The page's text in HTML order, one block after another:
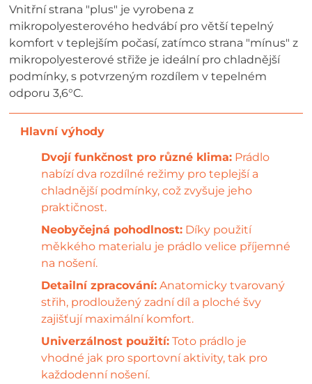
Vnitřní strana "plus" je vyrobena z
mikropolyesterového hedvábí pro větší tepelný
komfort v teplejším počasí, zatímco strana "mínus" z
mikropolyesterové střiže je ideální pro chladnější
podmínky, s potvrzeným rozdílem v tepelném
odporu 3,6°C.
Dvojí funkčnost pro různé klima: Prádlo
nabízí dva rozdílné režimy pro teplejší a
chladnější podmínky, což zvyšuje jeho
praktičnost.
Neobyčejná pohodlnost: Díky použití
měkkého materialu je prádlo velice příjemné
na nošení.
Detailní zpracování: Anatomicky tvarovaný
střih, prodloužený zadní díl a ploché švy
zajišťují maximální komfort.
Univerzálnost použití: Toto prádlo je
vhodné jak pro sportovní aktivity, tak pro
každodenní nošení.